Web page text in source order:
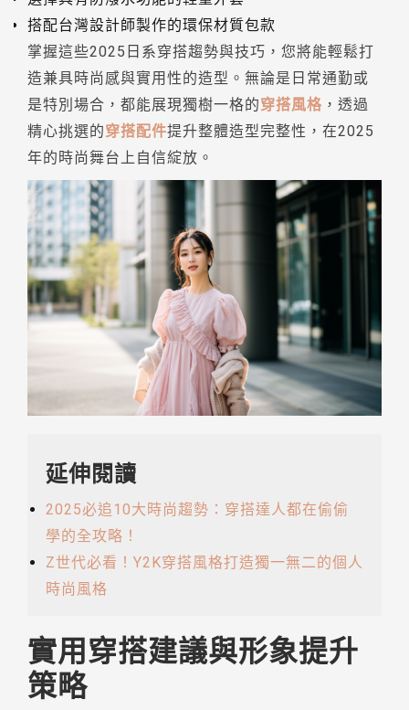
搭配台灣設計師製作的環保材質包款
掌握這些2025日系穿搭趨勢與技巧，您將能輕鬆打
造兼具時尚感與實用性的造型。無論是日常通勤或
是特別場合，都能展現獨樹一格的穿搭風格 ，透過
精心挑選的穿搭配件提升整體造型完整性，在2025
年的時尚舞台上自信綻放。
延伸閱讀
2025必追10大時尚趨勢：穿搭達人都在偷偷
學的全攻略！
Z世代必看！Y2K穿搭風格打造獨一無二的個人
時尚風格
實用穿搭建議與形象提升
策略